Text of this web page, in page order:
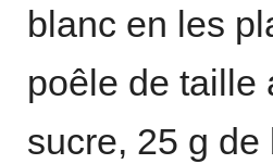
blanc en les
poêle de taille
sucre, 25 g